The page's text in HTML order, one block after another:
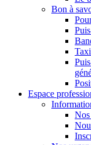
Bon à
Espace
Nos